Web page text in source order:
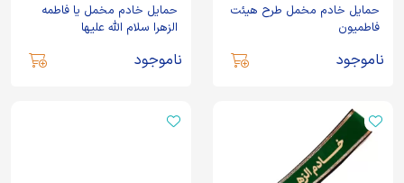
حمایل خادم مخمل طرح هیئت
فاطمیون
ناموجود
حمایل خادم مخمل یا فاطمه
الزهرا سلام الله علیها
ناموجود